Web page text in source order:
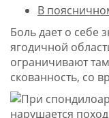
В
Боль дает о себе
ягодичной
ограничивают
скованность, со